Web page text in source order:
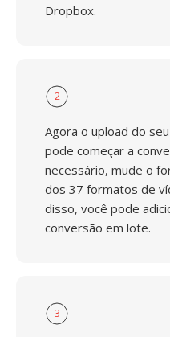
Dropbox.
2
Agora o upload do
pode começar a
necessário, mude o
dos 37 formatos de
disso, você pode
conversão em lote.
3